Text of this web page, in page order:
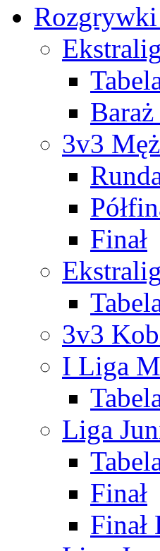
3v3
Finał
3v3
I Liga
Liga
Finał
Finał